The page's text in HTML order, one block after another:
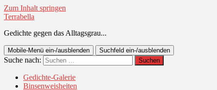
Zum Inhalt springen
Terrabella
Gedichte gegen das Alltagsgrau...
Mobile-Menü ein-/ausblenden Suchfeld ein-/ausblenden
Suche nach:
Gedichte-Galerie
Binsenweisheiten